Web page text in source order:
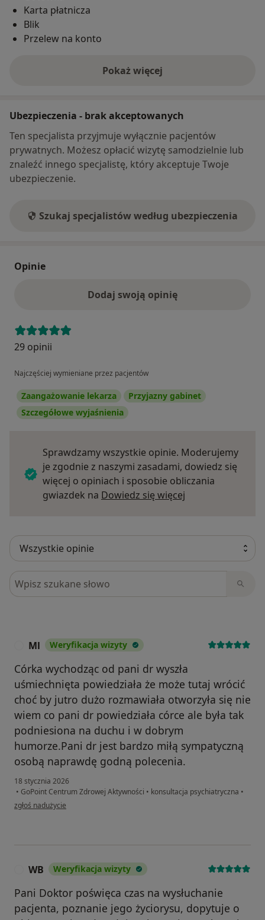
Karta płatnicza
Blik
Przelew na konto
Pokaż więcej
o adresie
Ubezpieczenia - brak akceptowanych
Ten specjalista przyjmuje wyłącznie pacjentów
prywatnych. Możesz opłacić wizytę samodzielnie lub
znaleźć innego specjalistę, który akceptuje Twoje
ubezpieczenie.
Szukaj specjalistów według ubezpieczenia
Opinie
Dodaj swoją opinię
29 opinii
Najczęściej wymieniane przez pacjentów
Zaangażowanie lekarza
Przyjazny gabinet
Szczegółowe wyjaśnienia
Sprawdzamy wszystkie opinie. Moderujemy
je zgodnie z naszymi zasadami, dowiedz się
więcej o opiniach i sposobie obliczania
gwiazdek na Dowiedz się więcej
Szukaj w opiniach
Ml Weryfikacja wizyty
Córka wychodząc od pani dr wyszła
uśmiechnięta powiedziała że może tutaj wrócić
choć by jutro dużo rozmawiała otworzyła się nie
wiem co pani dr powiedziała córce ale była tak
podniesiona na duchu i w dobrym
humorze.Pani dr jest bardzo miłą sympatyczną
osobą naprawdę godną polecenia.
18 stycznia 2026
• GoPoint Centrum Zdrowej Aktywności • konsultacja psychiatryczna •
w opinii użytkownika Ml
zgłoś nadużycie
WB Weryfikacja wizyty
Pani Doktor poświęca czas na wysłuchanie
pacjenta, poznanie jego życiorysu, dopytuje o